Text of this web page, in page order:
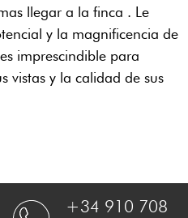
llegar a la finca . Le
y la magnificencia de
imprescindible para
vistas y la calidad de sus
+34 910 708